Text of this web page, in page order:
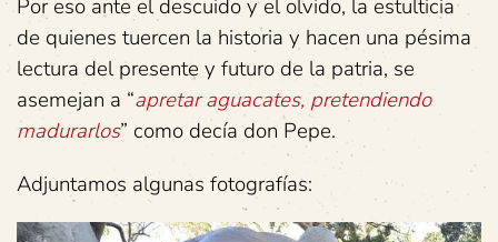
Por eso ante el descuido y el olvido, la estulticia
de quienes tuercen la historia y hacen una pésima
lectura del presente y futuro de la patria, se
asemejan a “apretar aguacates, pretendiendo
madurarlos” como decía don Pepe.
Adjuntamos algunas fotografías: